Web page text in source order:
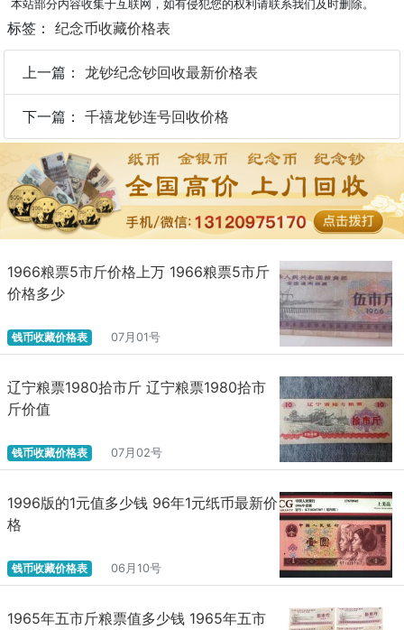
本站部分内容收集于互联网，如有侵犯您的权利请联系我们及时删除。
标签： 纪念币收藏价格表
上一篇： 龙钞纪念钞回收最新价格表
下一篇： 千禧龙钞连号回收价格
1966粮票5市斤价格上万 1966粮票5市斤
价格多少
钱币收藏价格表 07月01号
辽宁粮票1980拾市斤 辽宁粮票1980拾市
斤价值
钱币收藏价格表 07月02号
1996版的1元值多少钱 96年1元纸币最新价
格
钱币收藏价格表 06月10号
1965年五市斤粮票值多少钱 1965年五市